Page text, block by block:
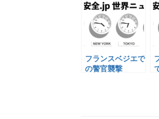
フランスベジエで
の警官襲撃